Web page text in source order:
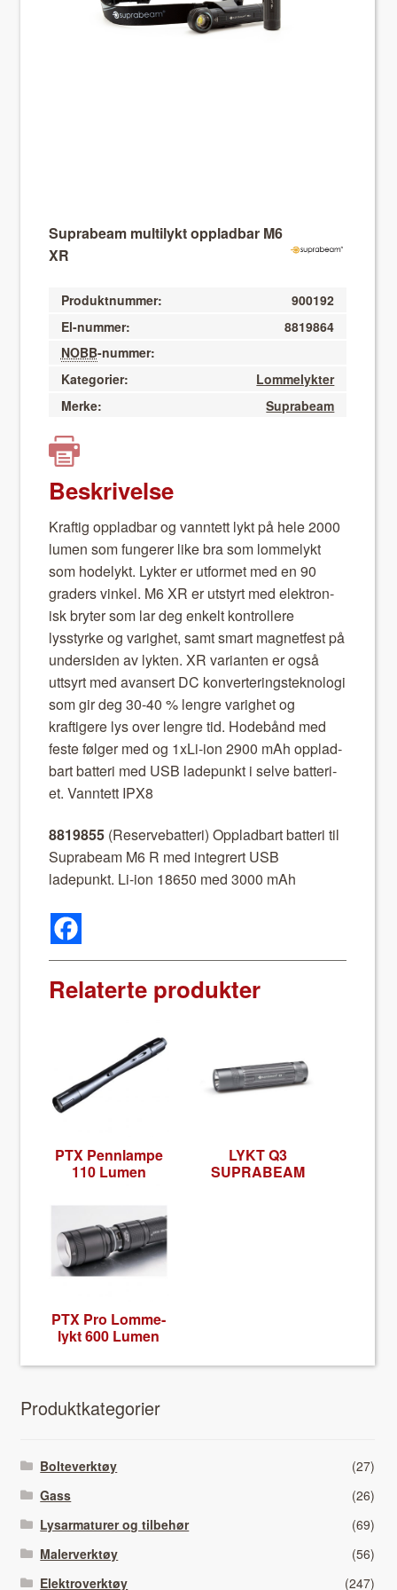
About VIX
Suprabeam multilykt oppladbar M6
XR
Produktnummer:
900192
El-nummer:
8819864
NOBB-nummer:
Kategorier:
Lommelykter
Merke:
Suprabeam
Beskrivelse
Kraftig opplad­bar og van­ntett lykt på hele 2000
lumen som fun­ger­er like bra som lom­me­lykt
som hode­lykt. Lyk­ter er utformet med en 90
graders vinkel. M6 XR er utstyrt med elek­tro­n­
isk bry­ter som lar deg enkelt kon­trollere
lysstyrke og varighet, samt smart mag­net­fest på
under­si­den av lyk­ten. XR vari­anten er også
uttsyrt med avansert DC kon­ver­t­er­ing­ste­knolo­gi
som gir deg 30-40 % lengre varighet og
kraftigere lys over lengre tid. Hode­bånd med
feste føl­ger med og 1xLi-ion 2900 mAh opplad­
bart bat­teri med USB ladepunkt i selve bat­teri­
et. Van­ntett IPX8
8819855(Reserve­bat­teri) Opplad­bart bat­teri til
Suprabeam M6 R med inte­gr­ert USB
ladepunkt. Li-ion 18650 med 3000 mAh
Relaterte produkter
PTX Pennlampe
110 Lumen
LYKT Q3
SUPRABEAM
PTX Pro Lom­me­
lykt 600 Lumen
Pro­duk­tkat­e­gori­er
Bolteverktøy
(27)
Gass
(26)
Lysarmaturer og tilbehør
(69)
Malerverktøy
(56)
Elektroverktøy
(247)